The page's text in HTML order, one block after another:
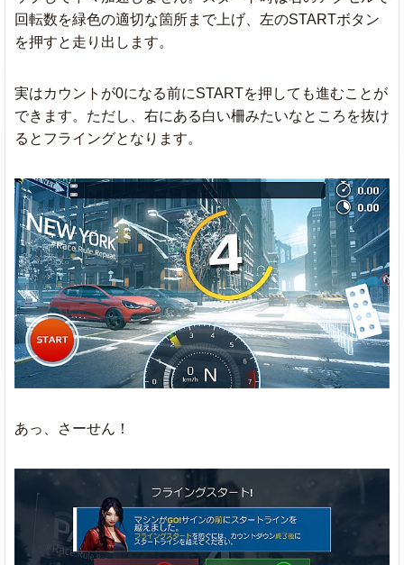
回転数を緑色の適切な箇所まで上げ、左のSTARTボタン
を押すと走り出します。
実はカウントが0になる前にSTARTを押しても進むことが
できます。ただし、右にある白い柵みたいなところを抜け
るとフライングとなります。
あっ、さーせん！